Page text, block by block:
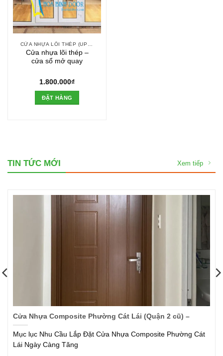
CỬA NHỰA LÕI THÉP (UPVC)
Cửa nhựa lõi thép –
cửa sổ mở quay
1.800.000₫
ĐẶT HÀNG
TIN TỨC MỚI Xem tiếp
Cát Lái (Quận 2 cũ) –
Nhựa Composite Phường Cát
BÁO GIÁ CỬA NHỰA